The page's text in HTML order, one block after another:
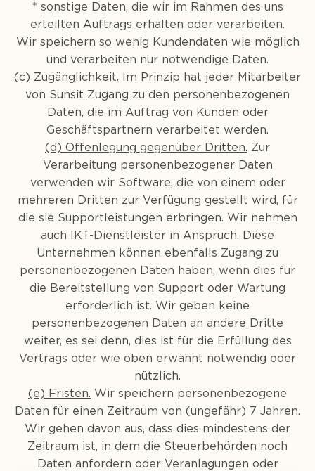
* sonstige Daten, die wir im Rahmen des uns
erteilten Auftrags erhalten oder verarbeiten.
Wir speichern so wenig Kundendaten wie möglich
und verarbeiten nur notwendige Daten.
(c) Zugänglichkeit. Im Prinzip hat jeder Mitarbeiter
von Sunsit Zugang zu den personenbezogenen
Daten, die im Auftrag von Kunden oder
Geschäftspartnern verarbeitet werden.
(d) Offenlegung gegenüber Dritten. Zur
Verarbeitung personenbezogener Daten
verwenden wir Software, die von einem oder
mehreren Dritten zur Verfügung gestellt wird, für
die sie Supportleistungen erbringen. Wir nehmen
auch IKT-Dienstleister in Anspruch. Diese
Unternehmen können ebenfalls Zugang zu
personenbezogenen Daten haben, wenn dies für
die Bereitstellung von Support oder Wartung
erforderlich ist. Wir geben keine
personenbezogenen Daten an andere Dritte
weiter, es sei denn, dies ist für die Erfüllung des
Vertrags oder wie oben erwähnt notwendig oder
nützlich.
(e) Fristen. Wir speichern personenbezogene
Daten für einen Zeitraum von (ungefähr) 7 Jahren.
Wir gehen davon aus, dass dies mindestens der
Zeitraum ist, in dem die Steuerbehörden noch
Daten anfordern oder Veranlagungen oder